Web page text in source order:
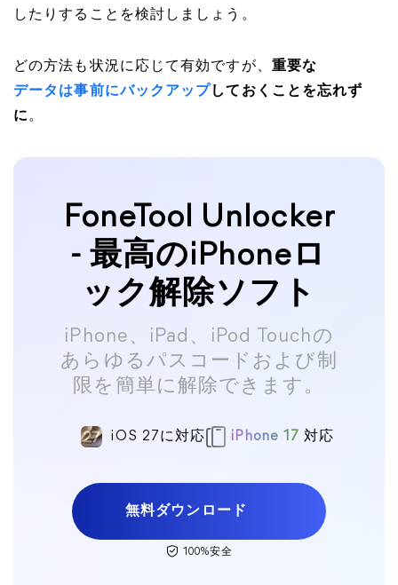
したりすることを検討しましょう。
どの方法も状況に応じて有効ですが、 重要な
データは事前にバックアップ しておくことを忘れず
に。
FoneTool Unlocker
- 最高のiPhoneロ
ック解除ソフト
iPhone、iPad、iPod Touchの
あらゆるパスコードおよび制
限を簡単に解除できます。
iOS 27に対応 iPhone 17 対応
無料ダウンロード
100%安全